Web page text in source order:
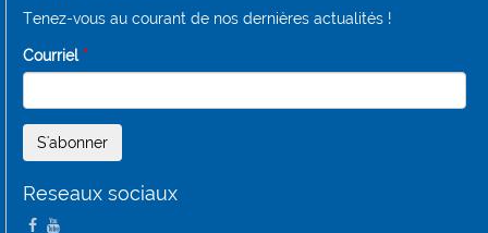
Tenez-vous au courant de nos dernières actualités !
Courriel *
Reseaux sociaux
(link is external)